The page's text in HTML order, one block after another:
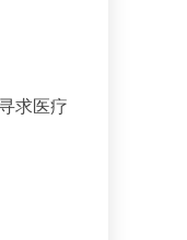
求医疗